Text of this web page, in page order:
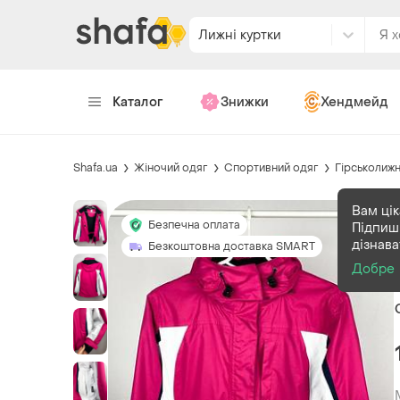
Лижні куртки
Каталог Знижки Хендмейд
Shafa.ua Жіночий одяг Спортивний одяг
Безпечна оплата
Безкоштовна доставка SMART
Вам
Добре